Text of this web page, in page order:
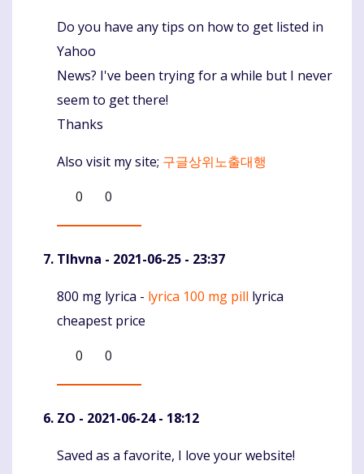
Do you have any tips on how to get listed in
Yahoo
News? I've been trying for a while but I never
seem to get there!
Thanks
Also visit my site; 구글상위노출대행
0
0
Tlhvna - 2021-06-25 - 23:37
Komentaras
800 mg lyrica - lyrica 100 mg pill lyrica
cheapest price
0
0
ZO - 2021-06-24 - 18:12
Komentaras
Saved as a favorite, I love your website!